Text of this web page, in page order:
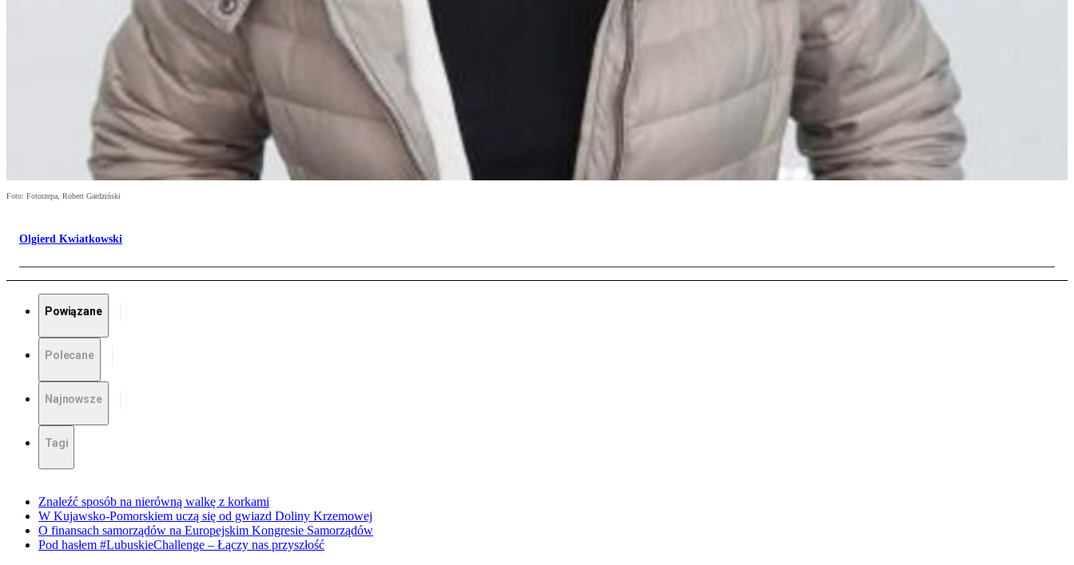
Foto: Fotorzepa, Robert Gardziński
Olgierd Kwiatkowski
Powiązane
Polecane
Najnowsze
Tagi
Znaleźć sposób na nierówną walkę z korkami
W Kujawsko-Pomorskiem uczą się od gwiazd Doliny Krzemowej
O finansach samorządów na Europejskim Kongresie Samorządów
Pod hasłem #LubuskieChallenge – Łączy nas przyszłość